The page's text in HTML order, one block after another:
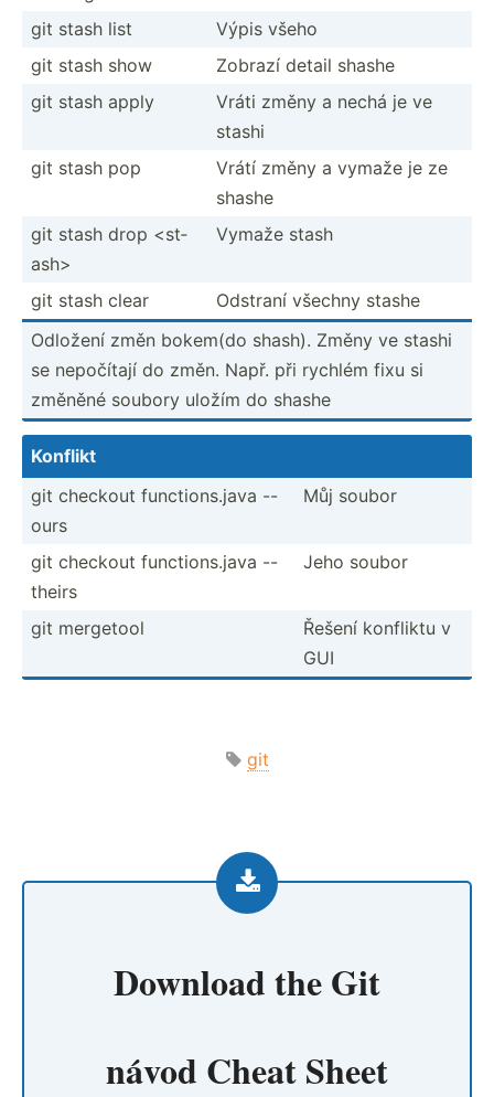
git stash list
Výpis všeho
git stash show
Zobrazí detail shashe
git stash apply
Vráti změny a nechá je ve
stashi
git stash pop
Vrátí změny a vymaže je ze
shashe
git stash drop <st­
ash>
Vymaže stash
git stash clear
Odstraní všechny stashe
Odložení změn bokem(do shash). Změny ve stashi
se nepočítají do změn. Např. při rychlém fixu si
změněné soubory uložím do shashe
Konflikt
git checkout functi­ons.java --
ours
Můj soubor
git checkout functi­ons.java --
theirs
Jeho soubor
git mergetool
Řešení konfliktu v
GUI
git
Download theGit
návod Cheat Sheet